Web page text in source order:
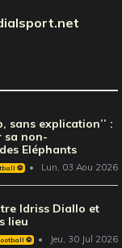
sans explication’’ :
sa non-
Eléphants
⚽️ Lun, 03 Aou 2026
Idriss Diallo et
lieu
⚽️ Jeu, 30 Jul 2026